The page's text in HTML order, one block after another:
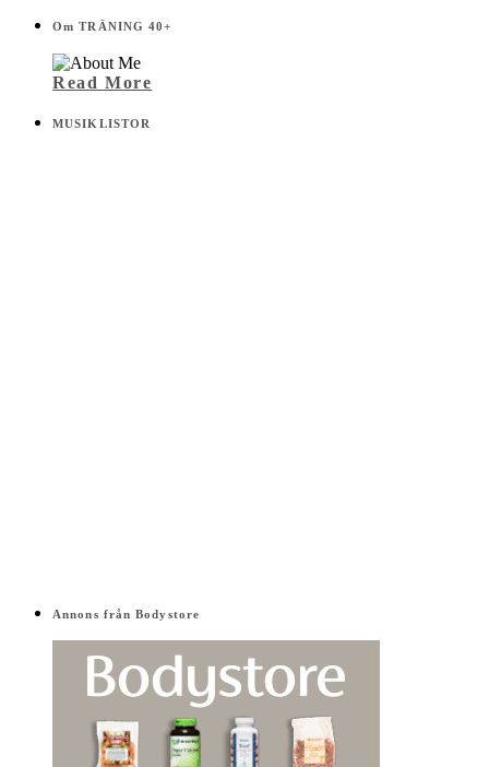
Om TRÄNING 40+
Read More
MUSIKLISTOR
Annons från Bodystore